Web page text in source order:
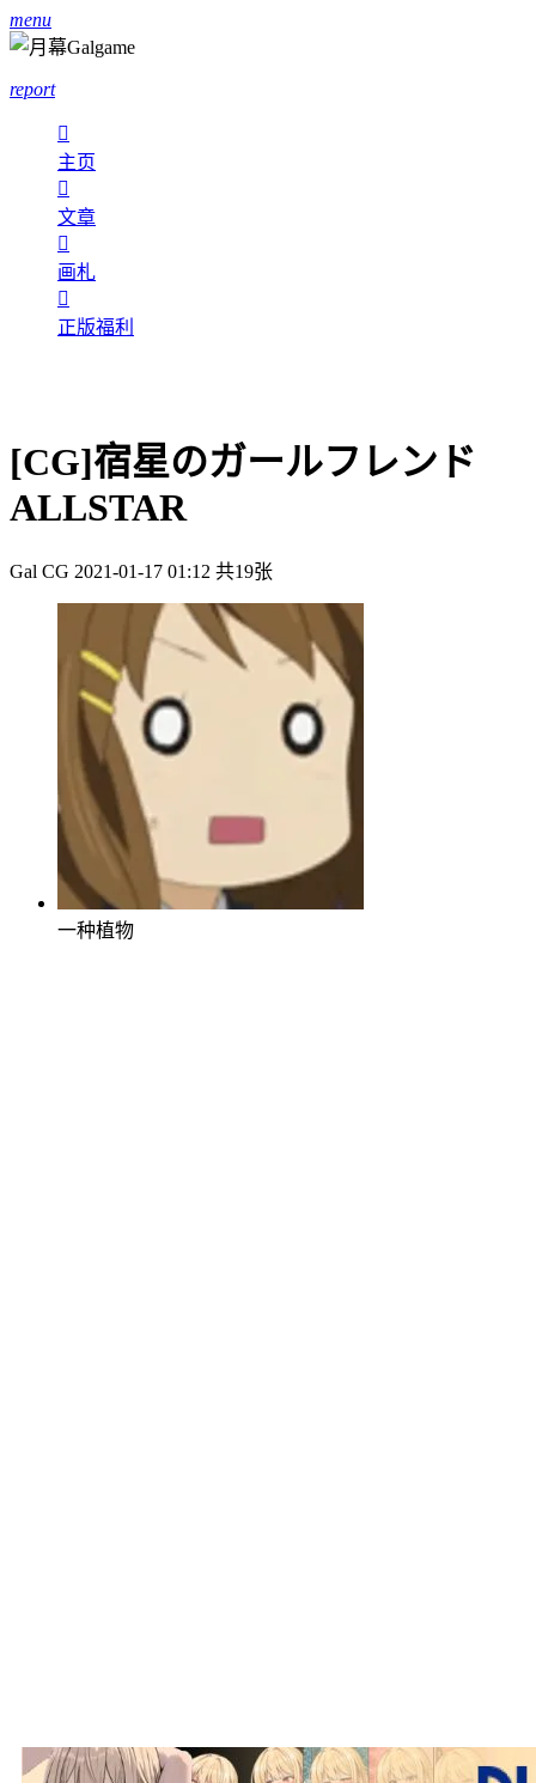
menu
report

主页

文章

画札

正版福利
[CG]宿星のガールフレンド
ALLSTAR
Gal CG 2021-01-17 01:12 共19张
一种植物